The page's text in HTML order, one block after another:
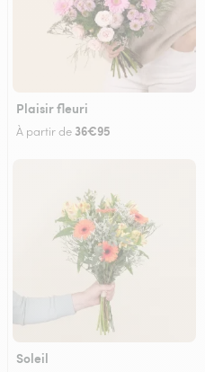
Plaisir fleuri
À partir de 36€95
Soleil